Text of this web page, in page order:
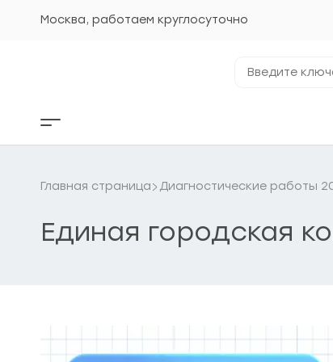
Москва, работаем круглосуточно
ключевые
Кнопка
бокового
Главная страница Диагностические работы
Единая городская